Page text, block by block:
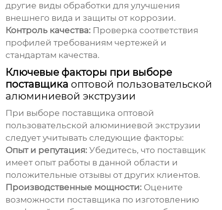
другие виды обработки для улучшения
внешнего вида и защиты от коррозии.
Контроль качества: Проверка соответствия
профилей требованиям чертежей и
стандартам качества.
Ключевые факторы при выборе
поставщика оптовой пользовательской
алюминиевой экструзии
При выборе поставщика оптовой
пользовательской алюминиевой экструзии
следует учитывать следующие факторы:
Опыт и репутация: Убедитесь, что поставщик
имеет опыт работы в данной области и
положительные отзывы от других клиентов.
Производственные мощности: Оцените
возможности поставщика по изготовлению